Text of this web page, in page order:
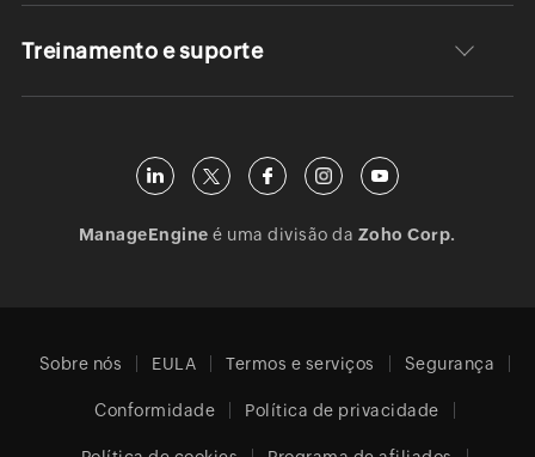
Treinamento e suporte
ManageEngine é uma divisão da Zoho Corp.
Sobre nós EULA Termos e serviços Segurança
Conformidade Política de privacidade